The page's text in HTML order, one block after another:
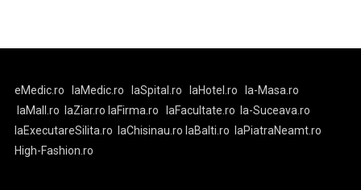
eMedic.ro laMedic.ro laSpital.ro laHotel.ro
la-Masa.ro
laMall.ro
laZiar.ro laFirma.ro laFacultate.ro
la-Suceava.ro
laExecutareSilita.ro
laChisinau.ro laBalti.ro
laPiatraNeamt.ro
High-Fashion.ro